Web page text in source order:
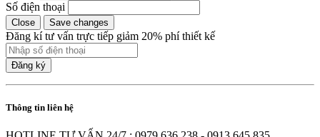
Số điện thoại
Close Save changes
Đăng kí tư vấn trực tiếp giảm 20% phí thiết kế
Đăng ký
Thông tin liên hệ